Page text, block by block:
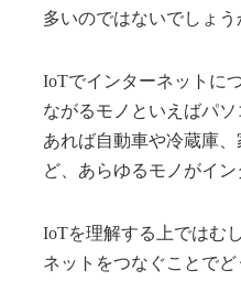
多いのではないでしょう
IoTでインターネットに
ながるモノといえばパ
あれば自動車や冷蔵庫
ど、あらゆるモノがイ
IoTを理解する上ではむ
ネットをつなぐことで